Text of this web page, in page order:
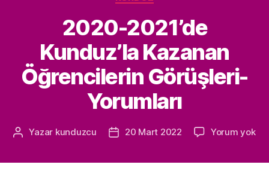
ALİSAN453T-
500ALİSAN
2020-2021’de
Kunduz’la Kazanan
Öğrencilerin Görüşleri-
Yorumları
Yazının
Yazar kunduzcu
Yazı20 Mart 2022 Yorum yok